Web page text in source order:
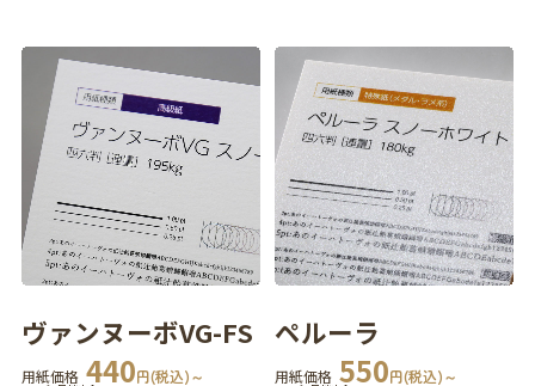
ヴァンヌーボVG-FS
用紙価格 440円(税込)～
ペルーラ
用紙価格 550円(税込)～